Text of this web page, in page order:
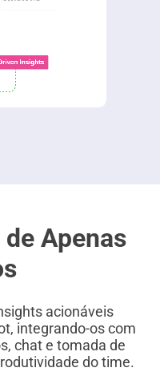
Apenas
acionáveis
integrando-os com
chat e tomada de
do time.